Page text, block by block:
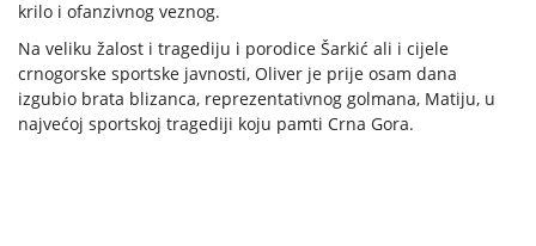
krilo i ofanzivnog veznog.
Na veliku žalost i tragediju i porodice Šarkić ali i cijele
crnogorske sportske javnosti, Oliver je prije osam dana
izgubio brata blizanca, reprezentativnog golmana, Matiju, u
najvećoj sportskoj tragediji koju pamti Crna Gora.